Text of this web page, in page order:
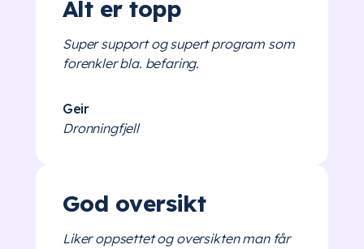
Alt er topp
Super support og supert program som
forenkler bla. befaring.
Geir
Dronningfjell
God oversikt
Liker oppsettet og oversikten man får